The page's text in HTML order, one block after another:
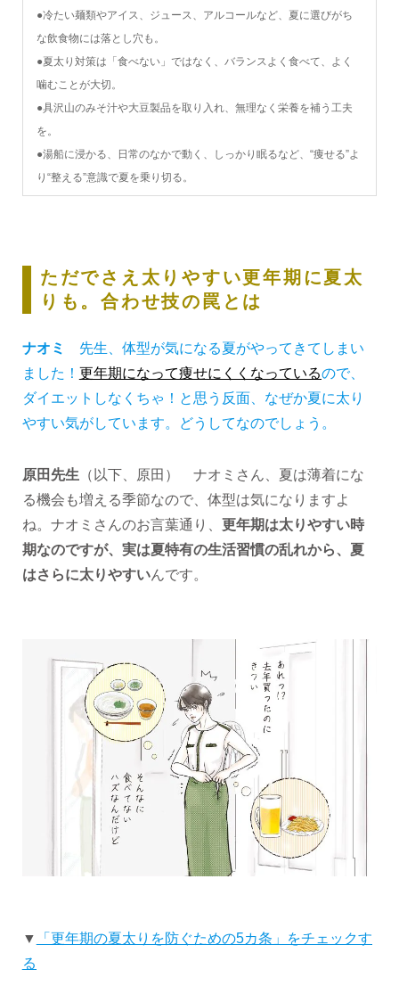
●冷たい麺類やアイス、ジュース、アルコールなど、夏に選びがち
な飲食物には落とし穴も。
●夏太り対策は「食べない」ではなく、バランスよく食べて、よく
噛むことが大切。
●具沢山のみそ汁や大豆製品を取り入れ、無理なく栄養を補う工夫
を。
●湯船に浸かる、日常のなかで動く、しっかり眠るなど、“痩せる”よ
り“整える”意識で夏を乗り切る。
ただでさえ太りやすい更年期に夏太
りも。合わせ技の罠とは
ナオミ
先生、体型が気になる夏がやってきてしまい
ました！ 更年期になって痩せにくくなっているので、
ダイエットしなくちゃ！と思う反面、なぜか夏に太り
やすい気がしています。どうしてなのでしょう。
原田先生 （以下、原田） ナオミさん、夏は薄着にな
る機会も増える季節なので、体型は気になりますよ
ね。ナオミさんのお言葉通り、 更年期は太りやすい時
期なのですが、実は夏特有の生活習慣の乱れから、夏
はさらに太りやすいんです。
▼
「更年期の夏太りを防ぐための5カ条」をチェックす
る